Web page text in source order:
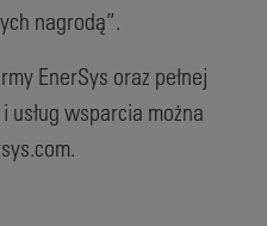
nagrodą”.
EnerSys oraz pełnej
wsparcia można